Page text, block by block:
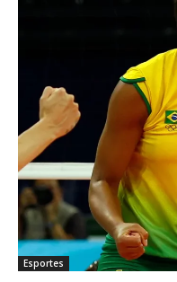
Esportes